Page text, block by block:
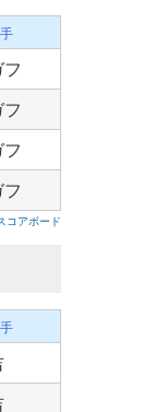
コアボード